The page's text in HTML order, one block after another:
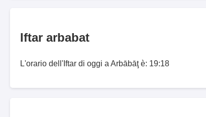
Iftar arbabat
L'orario dell'Iftar di oggi a Arbābāţ è: 19:18